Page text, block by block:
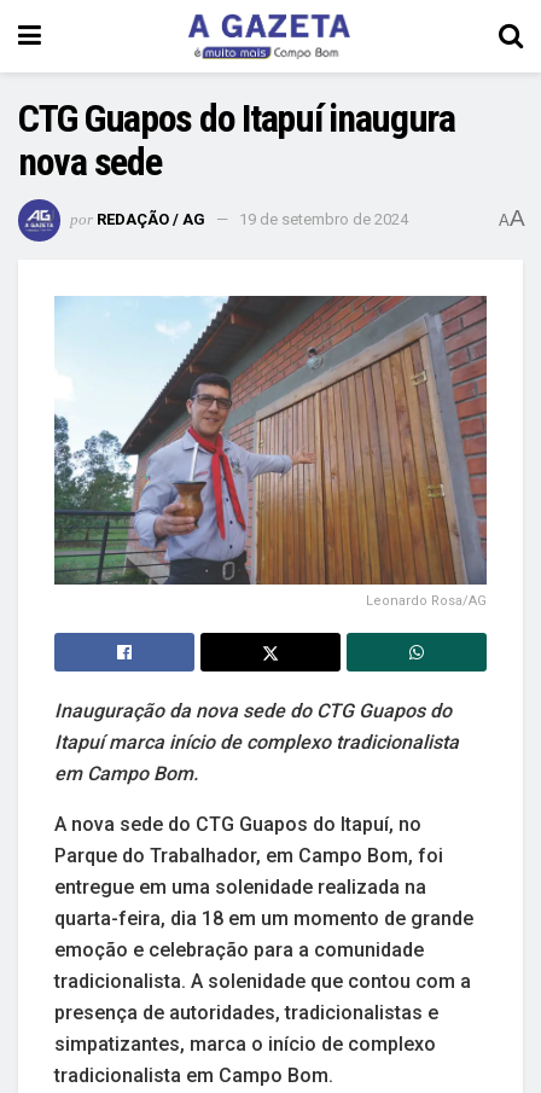
CTG Guapos do Itapuí inaugura
nova sede
por REDAÇÃO / AG 19 de setembro de 2024 AA
Leonardo Rosa/AG
Inauguração da nova sede do CTG Guapos do
Itapuí marca início de complexo tradicionalista
em Campo Bom.
A nova sede do CTG Guapos do Itapuí, no
Parque do Trabalhador, em Campo Bom, foi
entregue em uma solenidade realizada na
quarta-feira, dia 18 em um momento de grande
emoção e celebração para a comunidade
tradicionalista. A solenidade que contou com a
presença de autoridades, tradicionalistas e
simpatizantes, marca o início de complexo
tradicionalista em Campo Bom.